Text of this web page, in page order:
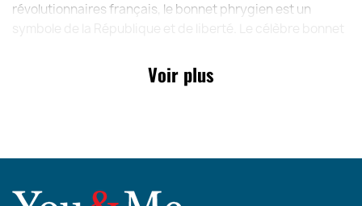
révolutionnaires français, le bonnet phrygien est un
symbole de la République et de liberté. Le célèbre bonnet
archives Nationales nous apprennent que des traces de
Phryges bâtisseuses dès 1163 sur le chantier de la
Voir plus